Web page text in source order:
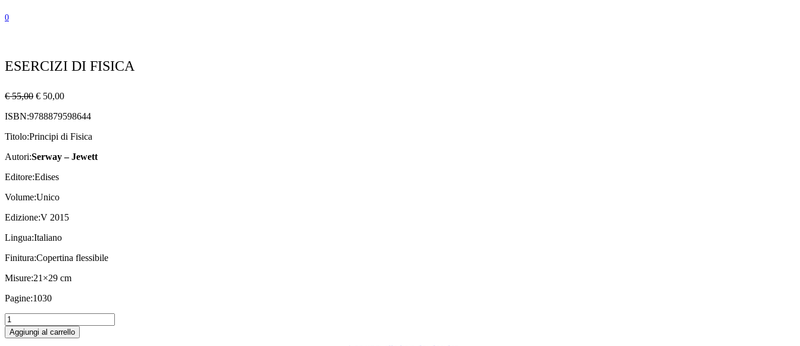
0
ESERCIZI DI FISICA
€55,00 Il
originale
€ 55,00.
€ 50,00Il
attuale
€ 50,00.
ISBN:9788879598644
Titolo:Principi di Fisica
Autori:Serway – Jewett
Editore:Edises
Volume:Unico
Edizione:V 2015
Lingua:Italiano
Finitura:Copertina flessibile
Misure:21×29 cm
Pagine:1030
ESERCIZI
DI
FISICA
Aggiungi al carrello